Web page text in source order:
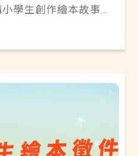
學生創作繪本故事。
」為主題，吸引147